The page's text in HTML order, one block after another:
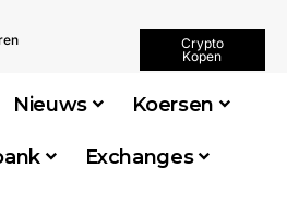
Crypto
Kopen
Nieuws Koersen
Exchanges